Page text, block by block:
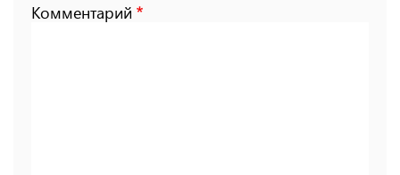
Комментарий